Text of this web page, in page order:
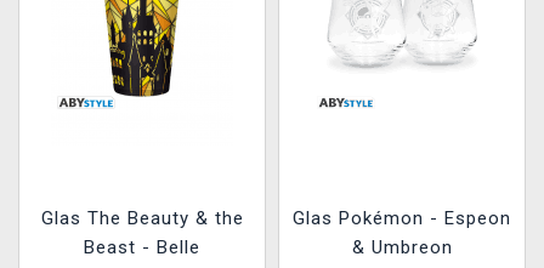
Glas The Beauty & the
Beast - Belle
Glas Pokémon - Espeon
& Umbreon